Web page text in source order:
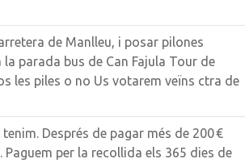
de Manlleu, i posar pilones
parada bus de Can Fajula Tour de
les piles o no Us votarem veïns ctra de
Després de pagar més de 200 €
per la recollida els 365 dies de